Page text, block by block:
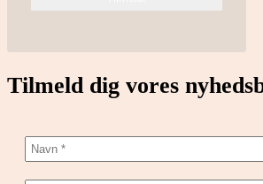
Tilmeld dig vores